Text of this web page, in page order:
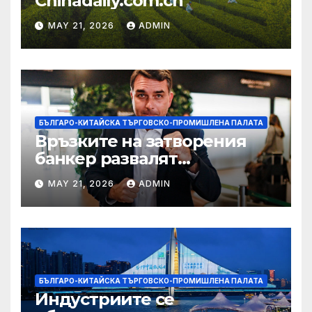
MAY 21, 2026 ADMIN
БЪЛГАРО-КИТАЙСКА ТЪРГОВСКО-ПРОМИШЛЕНА ПАЛАТА
Връзките на затворения
банкер развалят
надеждите на Флавио
Болсонаро за президент на
Бразилия
MAY 21, 2026 ADMIN
БЪЛГАРО-КИТАЙСКА ТЪРГОВСКО-ПРОМИШЛЕНА ПАЛАТА
Индустриите се